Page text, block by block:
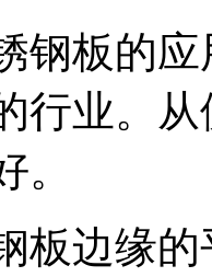
板的应
行业。
边缘的